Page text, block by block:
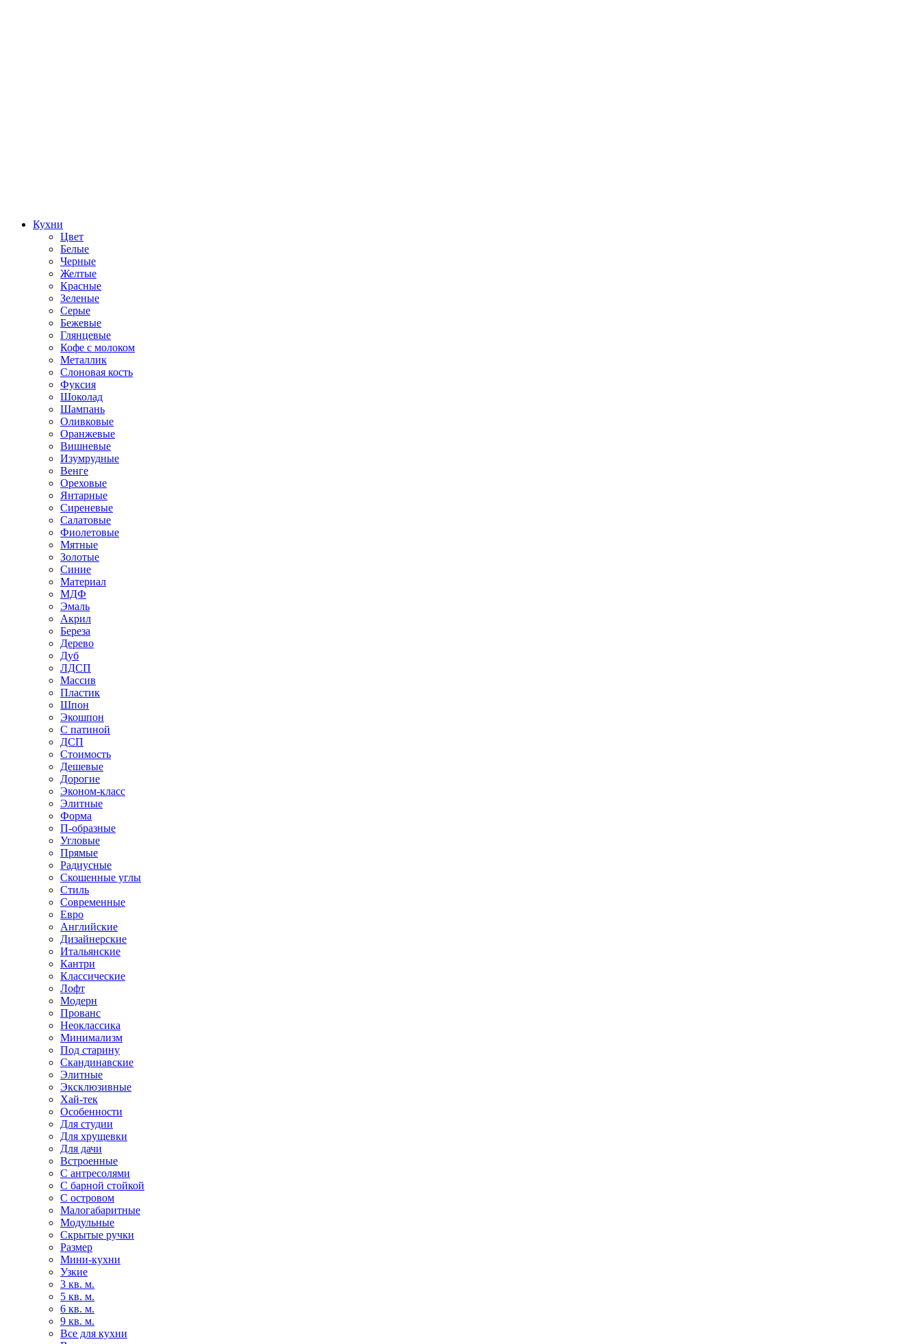
Кухни
Цвет
Белые
Черные
Желтые
Красные
Зеленые
Серые
Бежевые
Глянцевые
Кофе с молоком
Металлик
Слоновая кость
Фуксия
Шоколад
Шампань
Оливковые
Оранжевые
Вишневые
Изумрудные
Венге
Ореховые
Янтарные
Сиреневые
Салатовые
Фиолетовые
Мятные
Золотые
Синие
Материал
МДФ
Эмаль
Акрил
Береза
Дерево
Дуб
ЛДСП
Массив
Пластик
Шпон
Экошпон
С патиной
ДСП
Стоимость
Дешевые
Дорогие
Эконом-класс
Элитные
Форма
П-образные
Угловые
Прямые
Радиусные
Скошенные углы
Стиль
Современные
Евро
Английские
Дизайнерские
Итальянские
Кантри
Классические
Лофт
Модерн
Прованс
Неоклассика
Минимализм
Под старину
Скандинавские
Элитные
Эксклюзивные
Хай-тек
Особенности
Для студии
Для хрущевки
Для дачи
Встроенные
С антресолями
С барной стойкой
С островом
Малогабаритные
Модульные
Скрытые ручки
Размер
Мини-кухни
Узкие
3 кв. м.
5 кв. м.
6 кв. м.
9 кв. м.
Все для кухни